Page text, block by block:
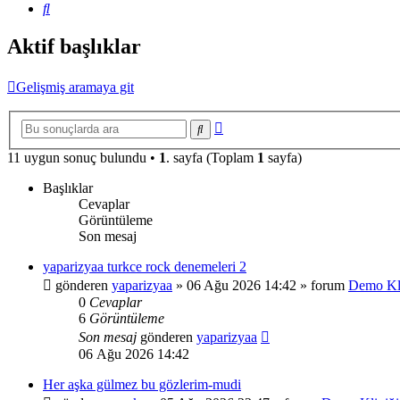
Ara
Aktif başlıklar
Gelişmiş aramaya git
Ara
11 uygun sonuç bulundu • 1. sayfa (Toplam 1 sayfa)
Başlıklar
Cevaplar
Görüntüleme
Son mesaj
yaparizyaa turkce rock denemeleri 2
gönderen yaparizyaa » 06 Ağu 2026 14:42 » forum Demo
0 Cevaplar
6 Görüntüleme
Son mesaj gönderen yaparizyaa
06 Ağu 2026 14:42
Her aşka gülmez bu gözlerim-mudi